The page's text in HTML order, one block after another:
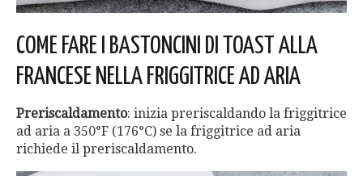
COME FARE I BASTONCINI DI TOAST ALLA
FRANCESE NELLA FRIGGITRICE AD ARIA
Preriscaldamento: inizia preriscaldando la friggitrice
ad aria a 350°F (176°C) se la friggitrice ad aria
richiede il preriscaldamento.